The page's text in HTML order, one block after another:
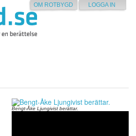
LOGGA IN
OM ROTBYGD
Bengt-Åke Ljungivist berättar.